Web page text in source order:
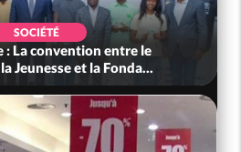
SOCIÉTÉ
Côte d'Ivoire : Peste porcine
gouvernement défend les abattag...